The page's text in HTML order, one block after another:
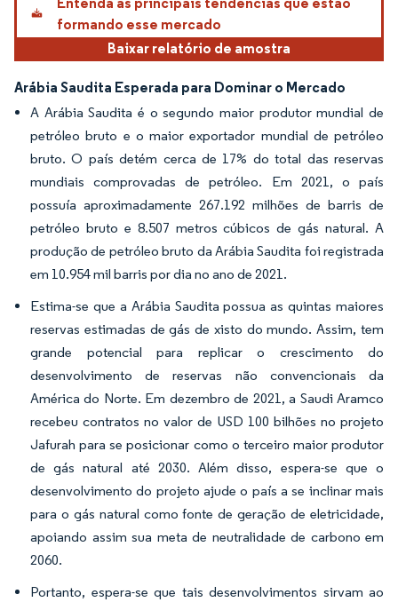
formando esse mercado
Baixar relatório de amostra
Arábia Saudita Esperada para Dominar o Mercado
A Arábia Saudita é o segundo maior produtor mundial de
petróleo bruto e o maior exportador mundial de petróleo
bruto. O país detém cerca de 17% do total das reservas
mundiais comprovadas de petróleo. Em 2021, o país
possuía aproximadamente 267.192 milhões de barris de
petróleo bruto e 8.507 metros cúbicos de gás natural. A
produção de petróleo bruto da Arábia Saudita foi registrada
em 10.954 mil barris por dia no ano de 2021.
Estima-se que a Arábia Saudita possua as quintas maiores
reservas estimadas de gás de xisto do mundo. Assim, tem
grande potencial para replicar o crescimento do
desenvolvimento de reservas não convencionais da
América do Norte. Em dezembro de 2021, a Saudi Aramco
recebeu contratos no valor de USD 100 bilhões no projeto
Jafurah para se posicionar como o terceiro maior produtor
de gás natural até 2030. Além disso, espera-se que o
desenvolvimento do projeto ajude o país a se inclinar mais
para o gás natural como fonte de geração de eletricidade,
apoiando assim sua meta de neutralidade de carbono em
2060.
Portanto, espera-se que tais desenvolvimentos sirvam ao